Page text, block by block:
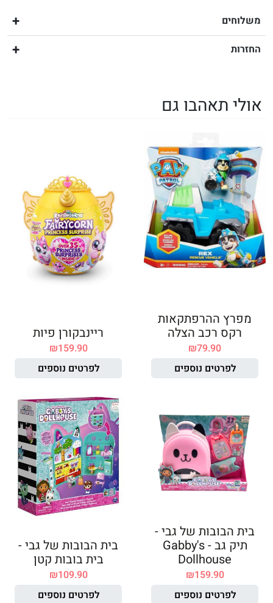
משלוחים
החזרות
אולי תאהבו גם
מפרץ ההרפתקאות
רקס רכב הצלה
₪79.90
לפרטים נוספים
ריינבקורן פיות
₪159.90
לפרטים נוספים
בית הבובות של גבי -
תיק גב - Gabby's
Dollhouse
₪159.90
לפרטים נוספים
בית הבובות של גבי -
בית בובות קטן
₪109.90
לפרטים נוספים